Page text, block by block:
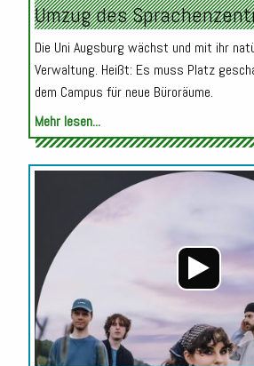
Umzug des
Die Uni Augsburg wächst und mit ihr
Verwaltung. Heißt: Es muss Platz
dem Campus für neue Büroräume.
Mehr lesen...